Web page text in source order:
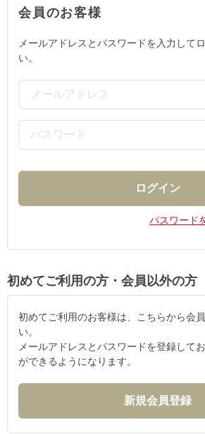
会員のお客様
メールアドレスとパスワードを入力して
い。
パスワード
初めてご利用の方・会員以外の方
初めてご利用のお客様は、こちらから会
い。
メールアドレスとパスワードを登録して
ができるようになります。